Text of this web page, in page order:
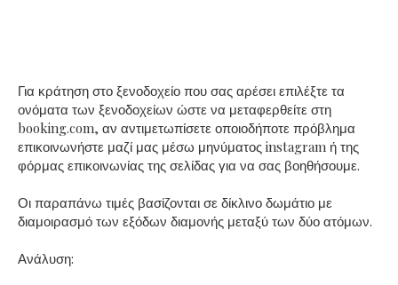
Για κράτηση στο ξενοδοχείο που σας αρέσει επιλέξτε τα
ονόματα των ξενοδοχείων ώστε να μεταφερθείτε στη
booking.com, αν αντιμετωπίσετε οποιοδήποτε πρόβλημα
επικοινωνήστε μαζί μας μέσω μηνύματος instagram ή της
φόρμας επικοινωνίας της σελίδας για να σας βοηθήσουμε.
Οι παραπάνω τιμές βασίζονται σε δίκλινο δωμάτιο με
διαμοιρασμό των εξόδων διαμονής μεταξύ των δύο ατόμων.
Ανάλυση: